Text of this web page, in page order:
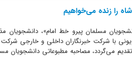
را زنده می‌‌خواهیم
مسلمان پیرو خط امام»، دانشجویان
با شرکت خبرنگاران داخلی و خارجی شرکت